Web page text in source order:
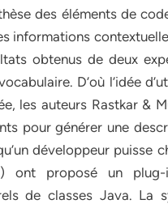
des éléments de
informations
obtenus de deux
D’où l’idée
les auteurs Rastkar &
pour générer une
développeur puisse
ont proposé un plug-
de classes Java. La